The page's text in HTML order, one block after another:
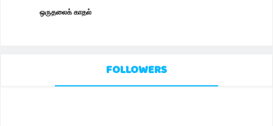
ஒருதலைக் காதல்
FOLLOWERS